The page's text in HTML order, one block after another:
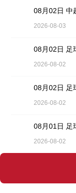
08月02日 中
2026-08-03
08月02日 足
2026-08-02
2026-08-02
08月01日 足
2026-08-02